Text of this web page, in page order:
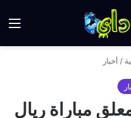
/ أخبار
مباراة ريال